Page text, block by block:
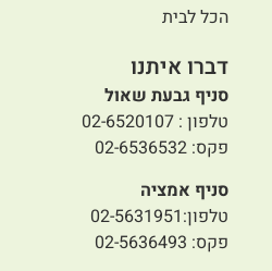
הכל לבית
דברו איתנו
סניף גבעת שאול
טלפון : 02-6520107
פקס: 02-6536532
סניף אמציה
טלפון:02-5631951
פקס: 02-5636493